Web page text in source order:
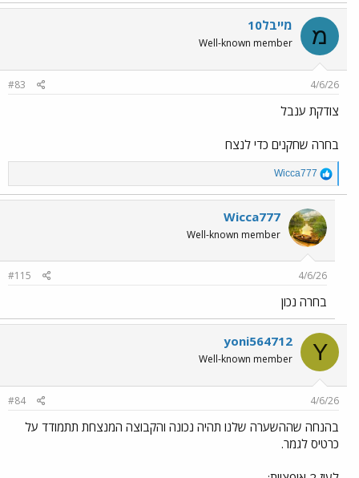
a
c
t
o
s
מ מייבל10
Well-known member
4/6/26
#83
צודקת ענבל
בחרה שחקנים כדי לנצח
R
e
a
c
t
i
o
n
s
Wicca777
Wicca777
Well-known member
4/6/26
#115
בחרה נכון
Y
yoni564712
Well-known member
4/6/26
#84
בהנחה שההשערה שלנו תהיה נכונה והקבוצה המנצחת תתמודד על
כרטיס לגמר.